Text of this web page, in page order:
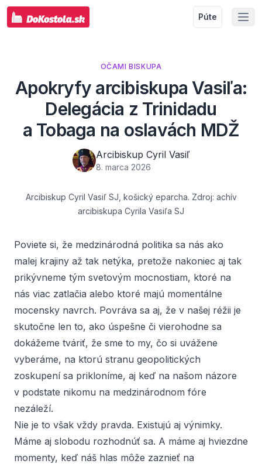
Púte
OČAMI BISKUPA
Apokryfy arcibiskupa Vasiľa:
Delegácia z Trinidadu
a Tobaga na oslavách MDŽ
Arcibiskup Cyril Vasiľ
8. marca 2026
Arcibiskup Cyril Vasiľ SJ, košický eparcha. Zdroj: achív
arcibiskupa Cyrila Vasiľa SJ
Poviete si, že medzinárodná politika sa nás ako
malej krajiny až tak netýka, pretože nakoniec aj tak
prikývneme tým svetovým mocnostiam, ktoré na
nás viac zatlačia alebo ktoré majú momentálne
mocensky navrch. Povráva sa aj, že v našej réžii je
skutočne len to, ako úspešne či vierohodne sa
dokážeme tváriť, že sme to my, čo si uvážene
vyberáme, na ktorú stranu geopolitických
zoskupení sa prikloníme, aj keď na našom názore
v podstate nikomu na medzinárodnom fóre
nezáleží.
Nie je to však vždy pravda. Existujú aj výnimky.
Máme aj slobodu rozhodnúť sa. A máme aj hviezdne
momenty, keď náš hlas môže zaznieť na